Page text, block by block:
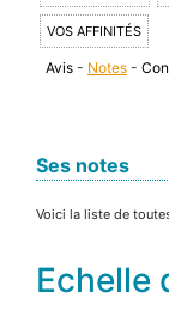
VOS AFFINITÉS
Avis - Notes -
Ses notes
Voici la liste de
Echelle